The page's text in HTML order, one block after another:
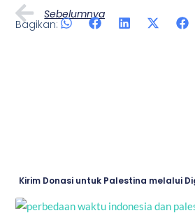
Sebelumnya
Bagikan:
Kirim Donasi untuk Palestina melalui